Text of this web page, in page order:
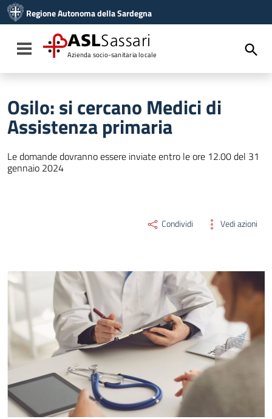
Vai al menu di navigazione
Vai al footer
Regione Autonoma della Sardegna
Toggle navigation
ASLSassari
Azienda socio-sanitaria locale
Osilo: si cercano Medici di
Assistenza primaria
Le domande dovranno essere inviate entro le ore 12.00 del 31
gennaio 2024
Condividi Vedi azioni